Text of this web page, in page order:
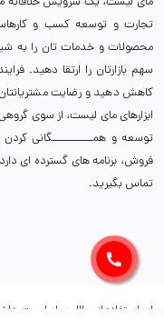
تجارت و توسعه کسب و
محصولات و خدمات تان را به
سهم بازارتان را ارتقا دهید.
کاهش دهید و رضایت
ابزارهای مای لیست، از سوی
توسعه و همـــــــــــگانی
فروش، برنامه های گسترده ای
تماس بگیرید.
برای استفاده از مطالب مای‌لیست،